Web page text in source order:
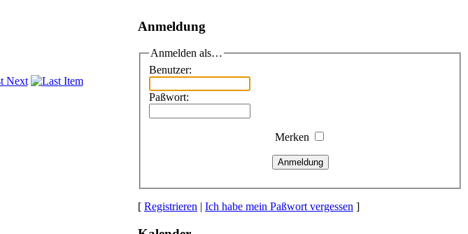
Anmeldung
Anmelden als…
Benutzer:
Paßwort:
Merken
Anmeldung
[ Registrieren | Ich habe mein Paßwort vergessen ]